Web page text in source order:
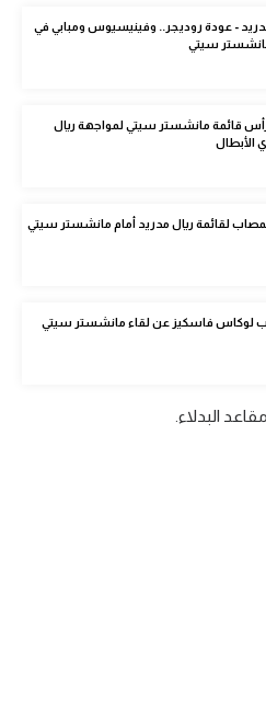
- عودة روديجر.. وفينيسيوس ومبابي في
سيتي
قائمة مانشستر سيتي لمواجهة ريال
الأبطال
لقائمة ريال مدريد أمام مانشستر سيتي
لوكاس فاسكيز عن لقاء مانشستر سيتي
البدلاء.